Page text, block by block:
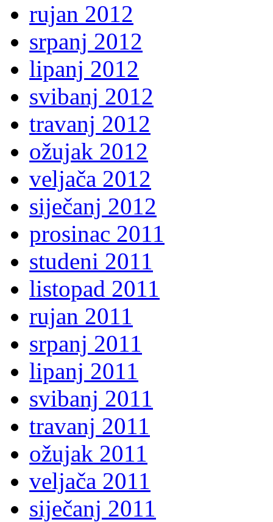
rujan 2012
srpanj 2012
lipanj 2012
svibanj 2012
travanj 2012
ožujak 2012
veljača 2012
siječanj 2012
prosinac 2011
studeni 2011
listopad 2011
rujan 2011
srpanj 2011
lipanj 2011
svibanj 2011
travanj 2011
ožujak 2011
veljača 2011
siječanj 2011